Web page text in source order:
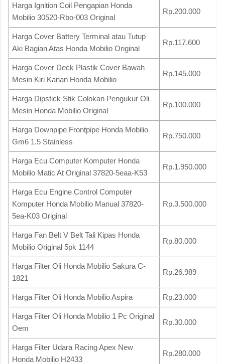
Harga Ignition Coil Pengapian Honda
Mobilio 30520-Rbo-003 Original
Rp.200.000
Harga Cover Battery Terminal atau Tutup
Aki Bagian Atas Honda Mobilio Original
Rp.117.600
Harga Cover Deck Plastik Cover Bawah
Mesin Kiri Kanan Honda Mobilio
Rp.145.000
Harga Dipstick Stik Colokan Pengukur Oli
Mesin Honda Mobilio Original
Rp.100.000
Harga Downpipe Frontpipe Honda Mobilio
Gm6 1.5 Stainless
Rp.750.000
Harga Ecu Computer Komputer Honda
Mobilio Matic At Original 37820-5eaa-K53
Rp.1.950.000
Harga Ecu Engine Control Computer
Komputer Honda Mobilio Manual 37820-
5ea-K03 Original
Rp.3.500.000
Harga Fan Belt V Belt Tali Kipas Honda
Mobilio Original 5pk 1144
Rp.80.000
Harga Filter Oli Honda Mobilio Sakura C-
1821
Rp.26.989
Harga Filter Oli Honda Mobilio Aspira Rp.23.000
Harga Filter Oli Honda Mobilio 1 Pc Original
Oem
Rp.30.000
Harga Filter Udara Racing Apex New
Honda Mobilio H2433
Rp.280.000